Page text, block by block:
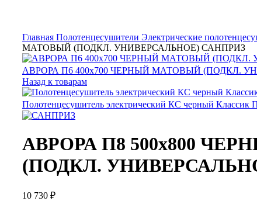
Главная Полотенцесушители Электрические
МАТОВЫЙ (ПОДКЛ. УНИВЕРСАЛЬНОЕ) САНПРИЗ
АВРОРА П6 400х700 ЧЕРНЫЙ МАТОВЫЙ (ПОДКЛ.
Назад к товарам
Полотенцесушитель электрический КС черный
АВРОРА П8 500х800
(ПОДКЛ.
10 730 ₽